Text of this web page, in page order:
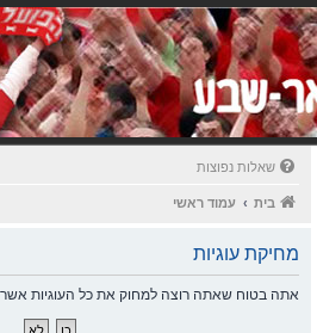
שאלות נפוצות
בית עמוד ראשי
מחיקת עוגיות
אתה בטוח שאתה רוצה למחוק את כל העוגיות אשר